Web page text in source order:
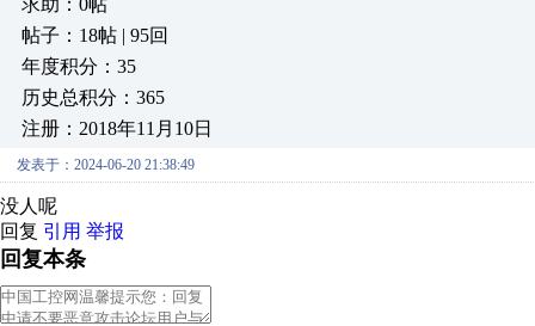
求助：0帖
帖子：18帖 | 95回
年度积分：35
历史总积分：365
注册：2018年11月10日
发表于：2024-06-20 21:38:49
没人呢
回复 引用 举报
回复本条